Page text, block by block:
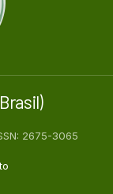
2675-3065